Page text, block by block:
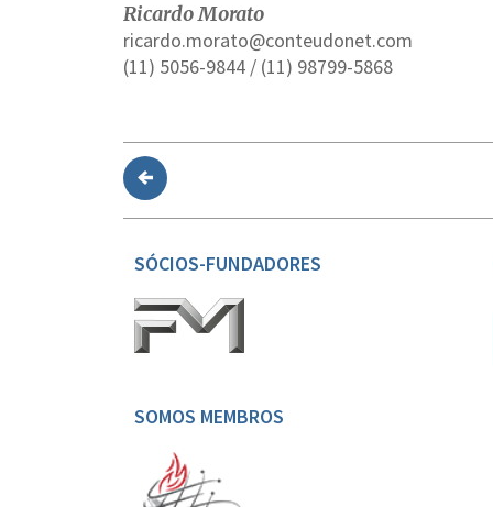
Ricardo Morato
ricardo.morato@conteudonet.com
(11) 5056-9844 / (11) 98799-5868
SÓCIOS-FUNDADORES
SOMOS MEMBROS